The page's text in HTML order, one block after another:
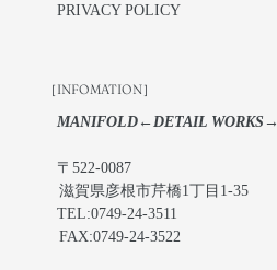
PRIVACY POLICY
［INFOMATION］
MANIFOLD←DETAIL WORKS→
〒522-0087
滋賀県彦根市芹橋1丁目1-35
TEL:0749-24-3511
FAX:0749-24-3522